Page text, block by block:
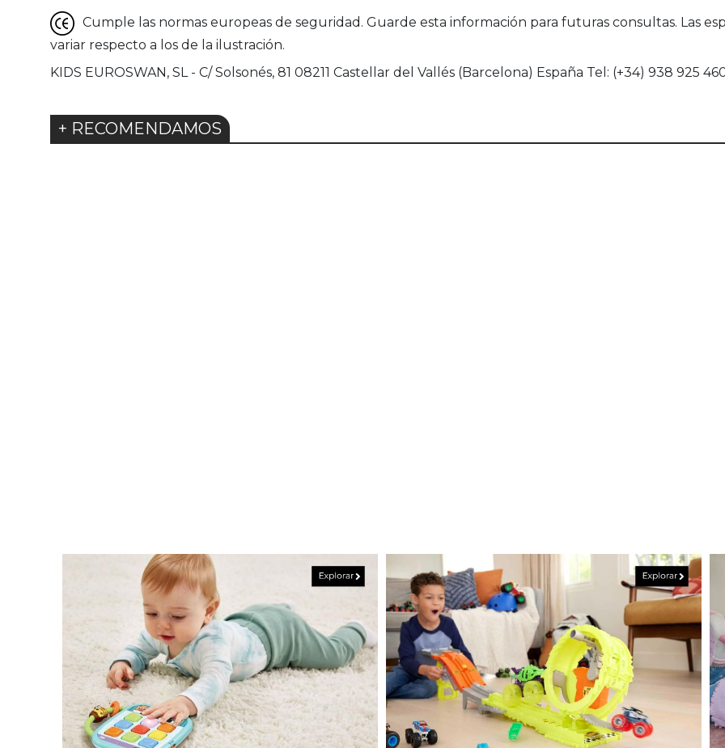
Cumple las normas europeas de seguridad. Guarde esta información para futuras consultas. Las
variar respecto a los de la ilustración.
KIDS EUROSWAN, SL - C/ Solsonés, 81 08211 Castellar del Vallés (Barcelona) España Tel: (+34) 938 925
+ RECOMENDAMOS